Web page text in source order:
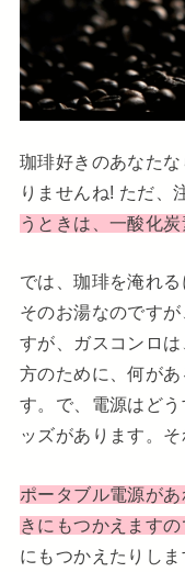
珈琲好きのあなた
りませんね! ただ、
うときは、一酸化
では、珈琲を淹れ
そのお湯なのです
すが、ガスコンロ
方のために、何があ
す。で、電源はど
ッズがあります。そ
ポータブル電源が
きにもつかえます
にもつかえたりし